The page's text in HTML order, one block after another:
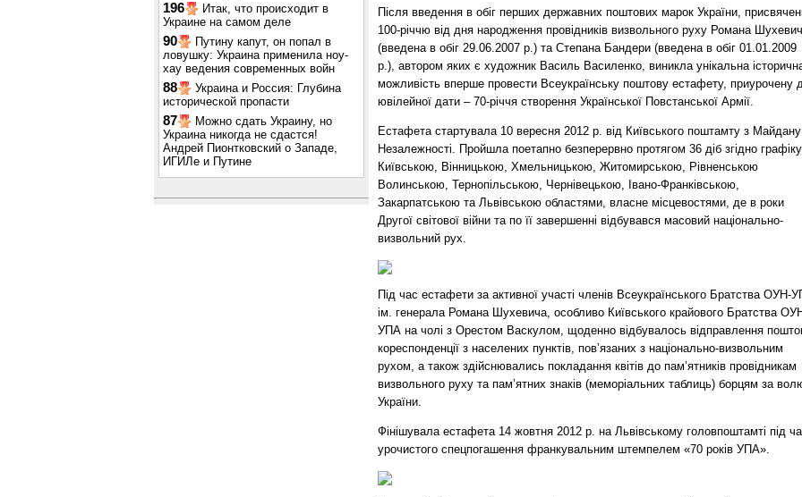
196
Итак, что происходит в
Украине на самом деле
90
Путину капут, он попал в
ловушку: Украина применила ноу-
хау ведения современных войн
88
Украина и Россия: Глубина
исторической пропасти
87
Можно сдать Украину, но
Украина никогда не сдастся!
Андрей Пионтковский о Западе,
ИГИЛе и Путине
Після введення в обіг перших державних поштових марок України,
100-річчю від дня народження провідників визвольного руху Романа
(введена в обіг 29.06.2007 р.) та Степана Бандери (введена в обіг 01.01.2009
р.), автором яких є художник Василь Василенко, виникла унікальна
можливість вперше провести Всеукраїнську поштову естафету, приурочену
ювілейної дати – 70-річчя створення Української Повстанської Армії.
Естафета стартувала 10 вересня 2012 р. від Київського поштамту з Майдану
Незалежності. Пройшла поетапно безперервно протягом 36 діб згідно графіку
Київською, Вінницькою, Хмельницькою, Житомирською, Рівненською
Волинською, Тернопільською, Чернівецькою, Івано-Франківською,
Закарпатською та Львівською областями, власне місцевостями, де в роки
Другої світової війни та по її завершенні відбувався масовий національно-
визвольний рух.
Під час естафети за активної участі членів Всеукраїнського Братства ОУН-
ім. генерала Романа Шухевича, особливо Київського крайового Братства
УПА на чолі з Орестом Васкулом, щоденно відбувалось відправлення
кореспонденції з населених пунктів, пов’язаних з національно-визвольним
рухом, а також здійснювались покладання квітів до пам’ятників провідникам
визвольного руху та пам’ятних знаків (меморіальних таблиць) борцям за
України.
Фінішувала естафета 14 жовтня 2012 р. на Львівському головпоштамті під
урочистого спецпогашення франкувальним штемпелем «70 років УПА».